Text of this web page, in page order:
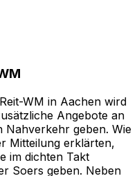
WM in Aachen wird
Angebote an
Nahverkehr geben. Wie
Mitteilung erklärten,
im dichten Takt
Soers geben. Neben